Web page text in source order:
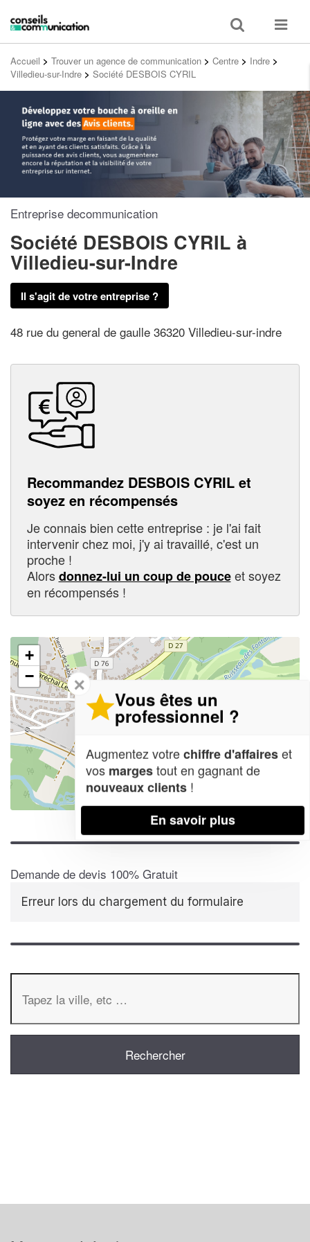
Toggle
search
Toggle
Accueil > Trouver un agence de communication > Centre > Indre >
Villedieu-sur-Indre > Société DESBOIS CYRIL
Entreprise decommunication
Société DESBOIS CYRIL à
Villedieu-sur-Indre
Il s'agit de votre entreprise ?
48 rue du general de gaulle 36320 Villedieu-sur-indre
Recommandez DESBOIS CYRIL et
soyez en récompensés
Je connais bien cette entreprise : je l'ai fait
intervenir chez moi, j'y ai travaillé, c'est un
proche !
Alorsdonnez-lui un coup de pouceet soyez
en récompensés !
+
−
Leaflet| Map data ©OpenStreetMap contributors,CC-BY-SA
Demande de devis 100% Gratuit
Erreur lors du chargement du formulaire
✕
Vous êtes un
professionnel ?
Augmentez votrechiffre d'affaireset
vos margestout en gagnant de
nouveaux clients !
En savoir plus